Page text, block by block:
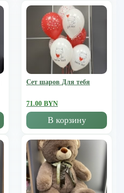
Сет шаров Для тебя
71.00 BYN
В корзину